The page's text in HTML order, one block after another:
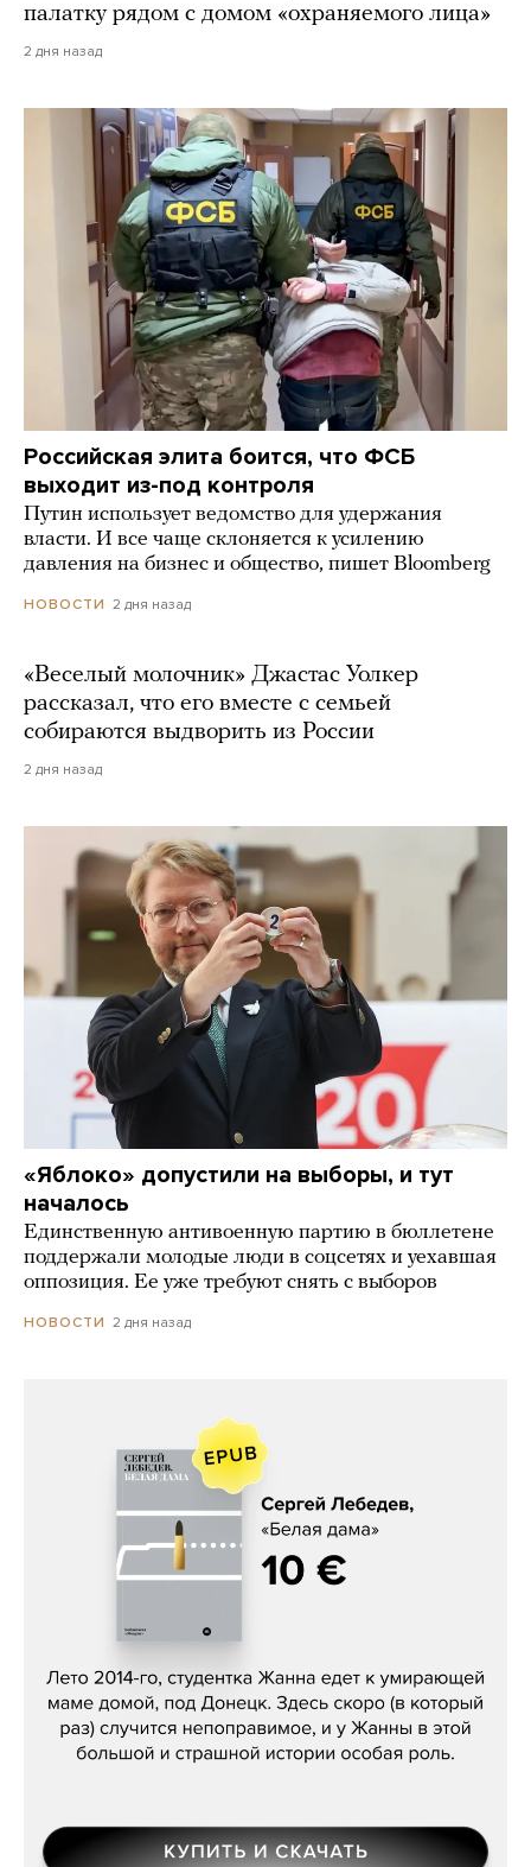
палатку рядом с домом «охраняемого лица»
2 дня назад
Российская элита боится, что ФСБ
выходит из-под контроля
Путин использует ведомство для удержания
власти. И все чаще склоняется к усилению
давления на бизнес и общество, пишет Bloomberg
НОВОСТИ 2 дня назад
«Веселый молочник» Джастас Уолкер
рассказал, что его вместе с семьей
собираются выдворить из России
2 дня назад
«Яблоко» допустили на выборы, и тут
началось
Единственную антивоенную партию в бюллетене
поддержали молодые люди в соцсетях и уехавшая
оппозиция. Ее уже требуют снять с выборов
НОВОСТИ 2 дня назад
Сергей Лебедев, «Белая дама»